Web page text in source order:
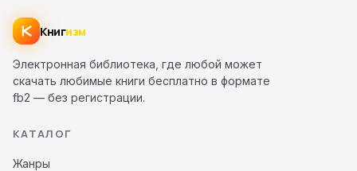
Книгизм
Электронная библиотека, где любой может
скачать любимые книги бесплатно в формате
fb2 — без регистрации.
КАТАЛОГ
Жанры